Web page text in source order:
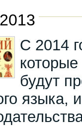
С 2014
будут
языка,